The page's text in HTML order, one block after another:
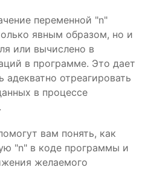
переменной "n"
явным образом, но и
или вычислено в
в программе. Это дает
отреагировать
в процессе
вам понять, как
"n" в коде программы и
желаемого